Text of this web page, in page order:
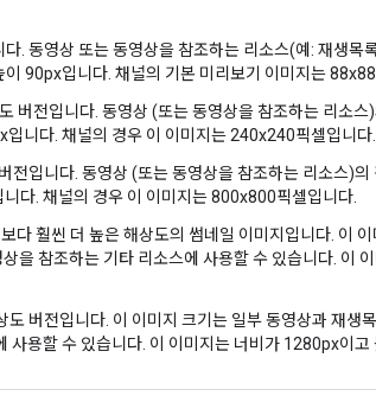
. 동영상 또는 동영상을 참조하는 리소스(예: 재생목
90px입니다. 채널의 기본 미리보기 이미지는
버전입니다. 동영상 (또는 동영상을 참조하는 리소스)
니다. 채널의 경우 이 이미지는 240x240픽셀입니다.
전입니다. 동영상 (또는 동영상을 참조하는 리소스)의
다. 채널의 경우 이 이미지는 800x800픽셀입니다.
다 훨씬 더 높은 해상도의 썸네일 이미지입니다. 이
을 참조하는 기타 리소스에 사용할 수 있습니다. 이
도 버전입니다. 이 이미지 크기는 일부 동영상과 재생
사용할 수 있습니다. 이 이미지는 너비가 1280px이고